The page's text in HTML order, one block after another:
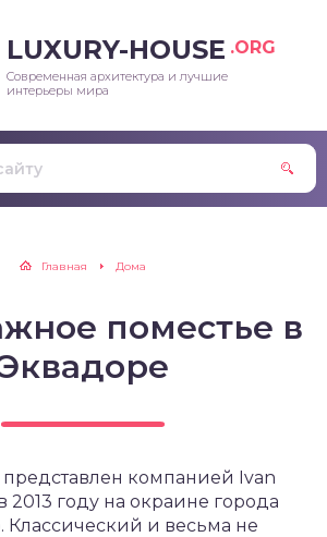
LUXURY-HOUSE .ORG
Современная архитектура и лучшие
интерьеры мира
Главная Дома
поместье в
компанией Ivan
2013 году на окраине города
Классический и весьма не